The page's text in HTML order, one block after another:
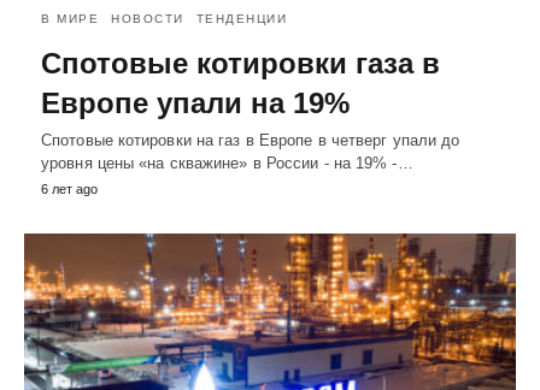
В МИРЕ НОВОСТИ ТЕНДЕНЦИИ
Спотовые котировки газа в
Европе упали на 19%
Спотовые котировки на газ в Европе в четверг упали до
уровня цены «на скважине» в России - на 19% -…
6 лет ago